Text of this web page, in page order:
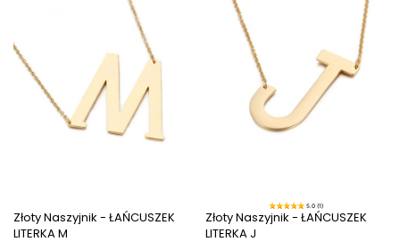
Złoty Naszyjnik - ŁAŃCUSZEK
LITERKA M
5.0 (1)
Złoty Naszyjnik - ŁAŃCUSZEK
LITERKA J